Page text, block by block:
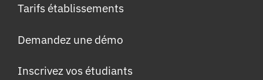
Tarifs établissements
Demandez une démo
Inscrivez vos étudiants